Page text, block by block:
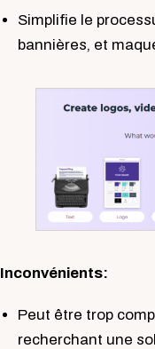
Simplifie le
bannières, et
Inconvénients:
Peut être trop
recherchant une